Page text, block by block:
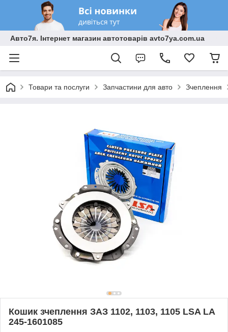
Авто7я. Інтернет магазин автотоварів avto7ya.com.ua
Товари та послуги Запчастини для авто Зчеплення
Кошик зчеплення ЗАЗ 1102, 1103, 1105 LSA LA
245-1601085